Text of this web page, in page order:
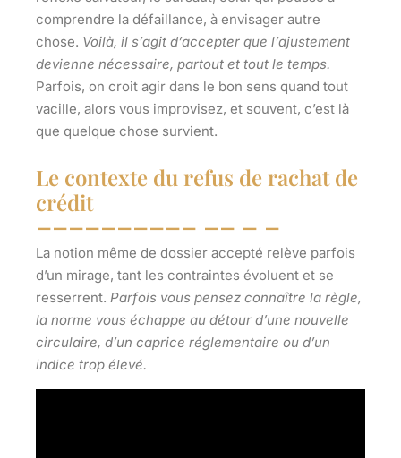
comprendre la défaillance, à envisager autre
chose. Voilà, il s’agit d’accepter que l’ajustement
devienne nécessaire, partout et tout le temps.
Parfois, on croit agir dans le bon sens quand tout
vacille, alors vous improvisez, et souvent, c’est là
que quelque chose survient.
Le contexte du refus de rachat de
crédit
La notion même de dossier accepté relève parfois
d’un mirage, tant les contraintes évoluent et se
resserrent. Parfois vous pensez connaître la règle,
la norme vous échappe au détour d’une nouvelle
circulaire, d’un caprice réglementaire ou d’un
indice trop élevé.